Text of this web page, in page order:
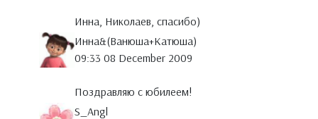
Инна, Николаев, спасибо)
Инна&(Ванюша+Катюша)
09:33 08 December 2009
Поздравляю с юбилеем!
S_Angl